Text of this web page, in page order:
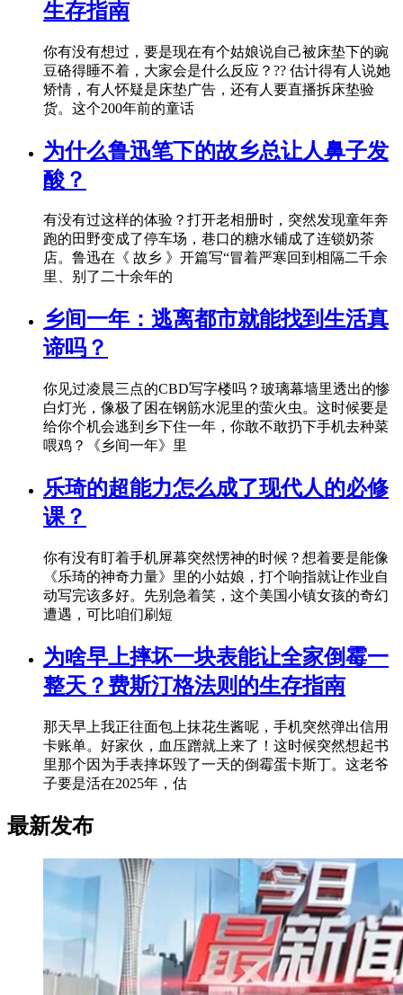
生存指南
你有没有想过，要是现在有个姑娘说自己被床垫下的豌
豆硌得睡不着，大家会是什么反应？?? 估计得有人说她
矫情，有人怀疑是床垫广告，还有人要直播拆床垫验
货。这个200年前的童话
为什么鲁迅笔下的故乡总让人鼻子发
酸？
有没有过这样的体验？打开老相册时，突然发现童年奔
跑的田野变成了停车场，巷口的糖水铺成了连锁奶茶
店。鲁迅在《 故乡 》开篇写“冒着严寒回到相隔二千余
里、别了二十余年的
乡间一年：逃离都市就能找到生活真
谛吗？
你见过凌晨三点的CBD写字楼吗？玻璃幕墙里透出的惨
白灯光，像极了困在钢筋水泥里的萤火虫。这时候要是
给你个机会逃到乡下住一年，你敢不敢扔下手机去种菜
喂鸡？《乡间一年》里
乐琦的超能力怎么成了现代人的必修
课？
你有没有盯着手机屏幕突然愣神的时候？想着要是能像
《乐琦的神奇力量》里的小姑娘，打个响指就让作业自
动写完该多好。先别急着笑，这个美国小镇女孩的奇幻
遭遇，可比咱们刷短
为啥早上摔坏一块表能让全家倒霉一
整天？费斯汀格法则的生存指南
那天早上我正往面包上抹花生酱呢，手机突然弹出信用
卡账单。好家伙，血压蹭就上来了！这时候突然想起书
里那个因为手表摔坏毁了一天的倒霉蛋卡斯丁。这老爷
子要是活在2025年，估
最新发布